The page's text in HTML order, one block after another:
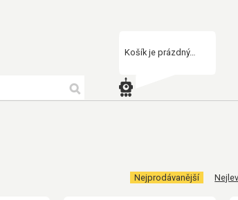
Košík je prázdný…
Nejprodávanější